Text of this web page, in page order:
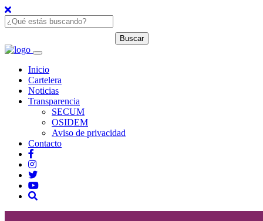
Inicio
Cartelera
Noticias
Transparencia
SECUM
OSIDEM
Aviso de privacidad
Contacto